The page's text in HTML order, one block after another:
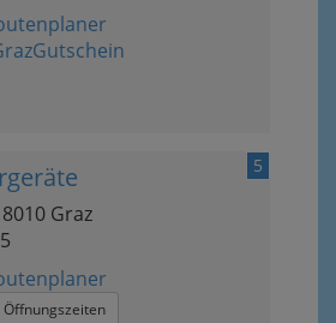
5
Graz
Öffnungszeiten